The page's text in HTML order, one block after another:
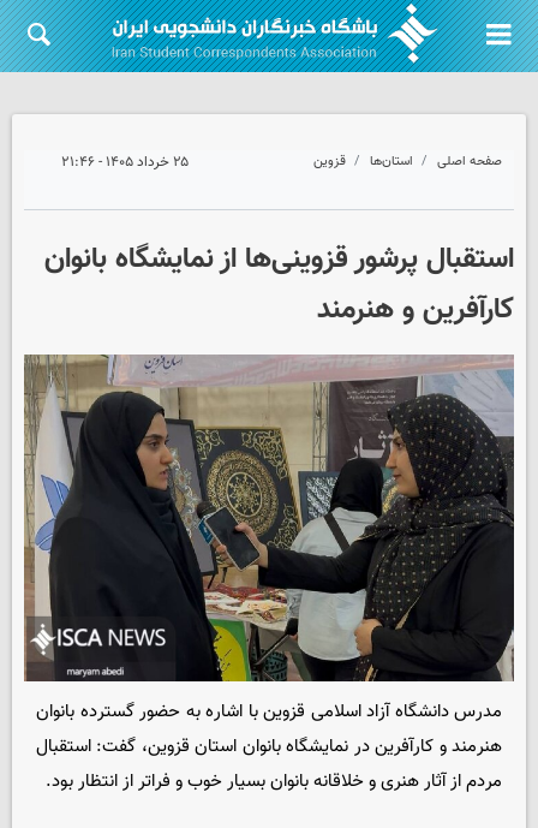
صفحه اصلی استان‌ها قزوین ۲۵ خرداد ۱۴۰۵ - ۲۱:۴۶
استقبال پرشور قزوینی‌ها از نمایشگاه بانوان
کارآفرین و هنرمند
مدرس دانشگاه آزاد اسلامی قزوین با اشاره به حضور گسترده بانوان
هنرمند و کارآفرین در نمایشگاه بانوان استان قزوین، گفت: استقبال
مردم از آثار هنری و خلاقانه بانوان بسیار خوب و فراتر از انتظار بود.